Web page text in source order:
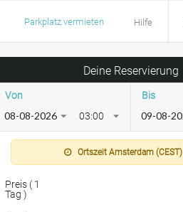
Parkplatz vermieten Hilfe
Deine Reservierung
Von
03:00
Bis
Ortszeit Amsterdam (CEST)
Preis (1
Tag )